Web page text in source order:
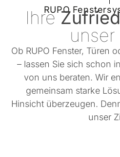
RUPO
Ihre
unser
Ob RUPO Fenster, Türen
– lassen Sie sich schon
von uns beraten. Wir
gemeinsam starke
Hinsicht überzeugen.
unser